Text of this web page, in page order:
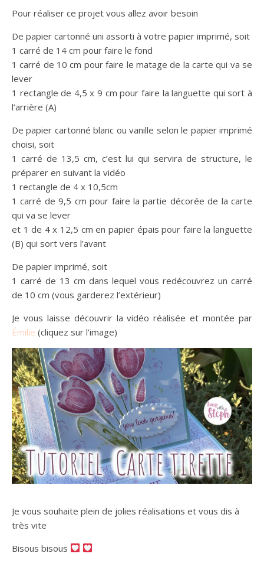
Pour réaliser ce projet vous allez avoir besoin
De papier cartonné uni assorti à votre papier imprimé, soit
1 carré de 14 cm pour faire le fond
1 carré de 10 cm pour faire le matage de la carte qui va se
lever
1 rectangle de 4,5 x 9 cm pour faire la languette qui sort à
l’arrière (A)
De papier cartonné blanc ou vanille selon le papier imprimé
choisi, soit
1 carré de 13,5 cm, c’est lui qui servira de structure, le
préparer en suivant la vidéo
1 rectangle de 4 x 10,5cm
1 carré de 9,5 cm pour faire la partie décorée de la carte
qui va se lever
et 1 de 4 x 12,5 cm en papier épais pour faire la languette
(B) qui sort vers l’avant
De papier imprimé, soit
1 carré de 13 cm dans lequel vous redécouvrez un carré
de 10 cm (vous garderez l’extérieur)
Je vous laisse découvrir la vidéo réalisée et montée par
Émilie (cliquez sur l’image)
Je vous souhaite plein de jolies réalisations et vous dis à
très vite
Bisous bisous